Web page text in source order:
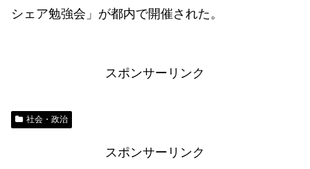
シェア勉強会」が都内で開催された。
スポンサーリンク
社会・政治
スポンサーリンク